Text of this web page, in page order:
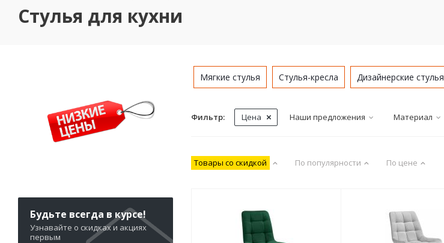
Стулья для кухни
Мягкие стулья Стулья-кресла Дизайнерские стулья
Фильтр: Цена Наши предложения Материал
Товары со скидкой По популярности По цене
Будьте всегда в курсе!
Узнавайте о скидках и акциях
первым